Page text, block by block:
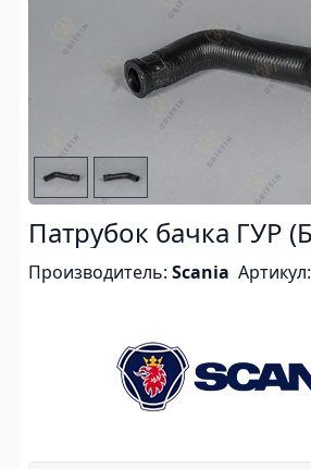
Патрубок бачка ГУР
Производитель: Scania Артикул: